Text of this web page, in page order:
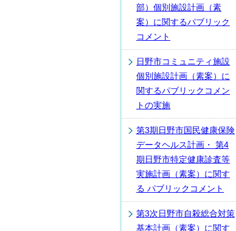
部）個別施設計画（素
案）に関するパブリック
コメント
日野市コミュニティ施設
個別施設計画（素案）に
関するパブリックコメン
トの実施
第3期日野市国民健康保険
データヘルス計画・ 第4
期日野市特定健康診査等
実施計画（素案）に関す
る パブリックコメント
第3次日野市自殺総合対策
基本計画（素案）に関す